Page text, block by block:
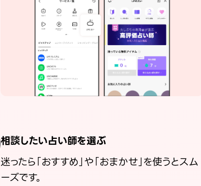
相談したい占い師を選ぶ
迷ったら「おすすめ」や「おまかせ」を使うとスム
ーズです。